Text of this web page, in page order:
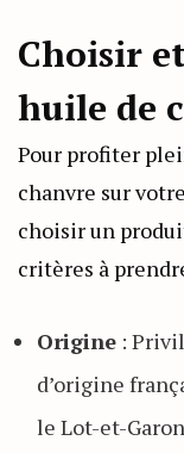
Choisir
huile de
Pour profiter
chanvre sur
choisir un
critères à
Origine :
d’origine
le Lot-et-